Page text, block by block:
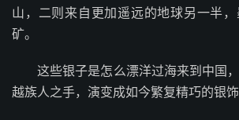
山，二则来自更加遥远的地球另一半
矿。
这些银子是怎么漂洋过海来到中国
越族人之手，演变成如今繁复精巧的银饰